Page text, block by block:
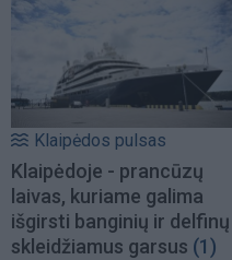
Klaipėdos pulsas
Klaipėdoje - prancūzų
laivas, kuriame galima
išgirsti banginių ir delfinų
skleidžiamus garsus (1)